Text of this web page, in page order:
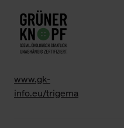
www.gk-
info.eu/trigema